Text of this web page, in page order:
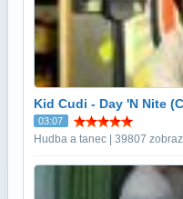
Kid Cudi - Day 'N Nite
03:07
Hudba a tanec | 39807